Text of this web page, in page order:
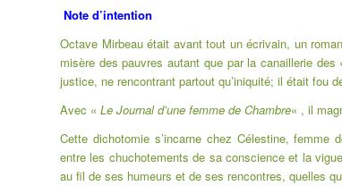
Note d’intention
Octave Mirbeau était avant tout un écrivain, un
misère des pauvres autant que par la canaillerie
justice, ne rencontrant partout qu’iniquité; il était fou
Avec « Le Journal d’une femme de Chambre« , il
Cette dichotomie s’incarne chez Célestine,
entre les chuchotements de sa conscience et la
au fil de ses humeurs et de ses rencontres, quelles